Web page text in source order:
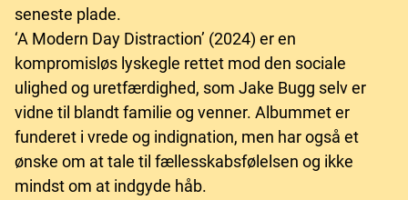
seneste plade.
‘A Modern Day Distraction’ (2024) er en
kompromisløs lyskegle rettet mod den sociale
ulighed og uretfærdighed, som Jake Bugg selv er
vidne til blandt familie og venner. Albummet er
funderet i vrede og indignation, men har også et
ønske om at tale til fællesskabsfølelsen og ikke
mindst om at indgyde håb.